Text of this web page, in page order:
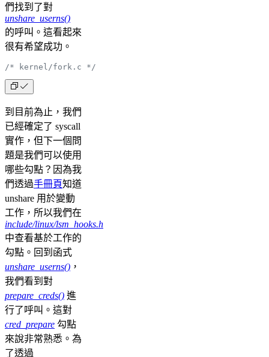
們找到了對
unshare_userns()
的呼叫。這看起來
很有希望成功。
/* kernel/fork.c */
到目前為止，我們
已經確定了 syscall
實作，但下一個問
題是我們可以使用
哪些勾點？因為我
們透過手冊頁知道
unshare 用於變動
工作，所以我們在
include/linux/lsm_hooks.h
中查看基於工作的
勾點。回到函式
unshare_userns() ，
我們看到對
prepare_creds() 進
行了呼叫。這對
cred_prepare 勾點
來說非常熟悉。為
了透過